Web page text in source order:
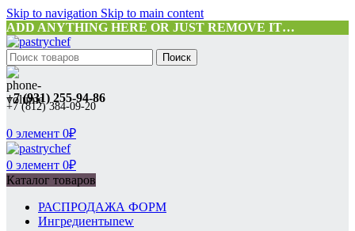
Skip to navigation Skip to main content
ADD ANYTHING HERE OR JUST REMOVE IT…
Поиск
+7 (931) 255-94-86
+7 (812) 384-09-20
0 элемент 0₽
0 элемент 0₽
Каталог товаров
РАСПРОДАЖА ФОРМ
Ингредиентыnew